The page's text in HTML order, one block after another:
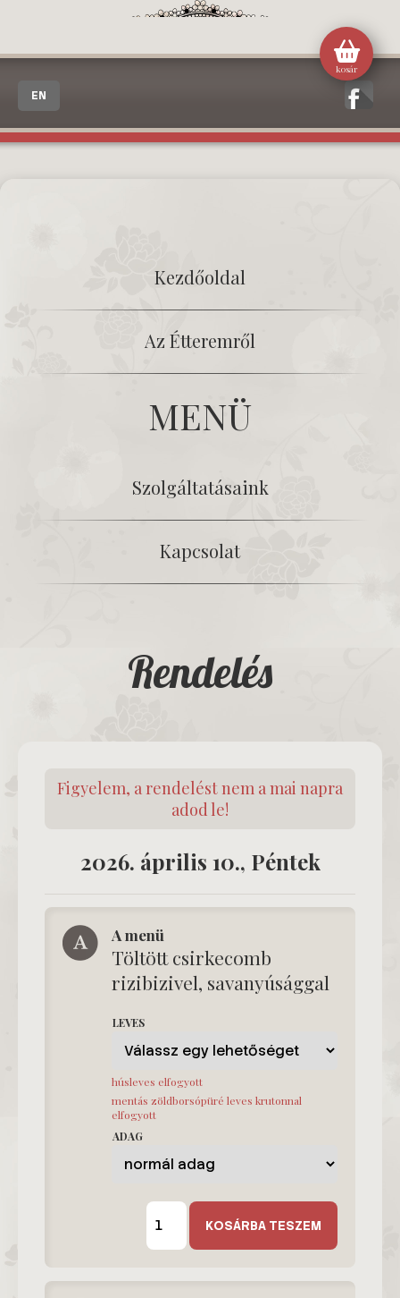
EN
Kezdőoldal
Az Étteremről
MENÜ
Szolgáltatásaink
Kapcsolat
kosár
Rendelés
Figyelem, a rendelést nem a mai napra
adod le!
2026. április 10., Péntek
A menü
Töltött csirkecomb
rizibizivel, savanyúsággal
LEVES
húsleves elfogyott
mentás zöldborsópüré leves krutonnal
elfogyott
ADAG
A
menü
mennyiség
KOSÁRBA TESZEM